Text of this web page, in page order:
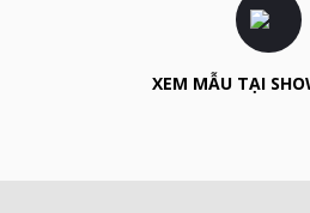
XEM MẪU TẠI